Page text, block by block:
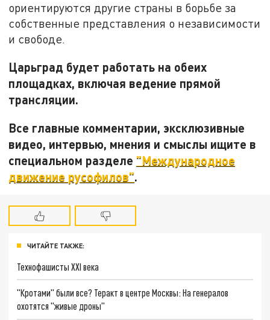
ориентируются другие страны в борьбе за
собственные представления о независимости
и свободе.
Царьград будет работать на обеих
площадках, включая ведение прямой
трансляции.
Все главные комментарии, эксклюзивные
видео, интервью, мнения и смыслы ищите в
специальном разделе "Международное
движение русофилов".
ЧИТАЙТЕ ТАКЖЕ:
Технофашисты XXI века
"Кротами" были все? Теракт в центре Москвы: На генералов
охотятся "живые дроны"